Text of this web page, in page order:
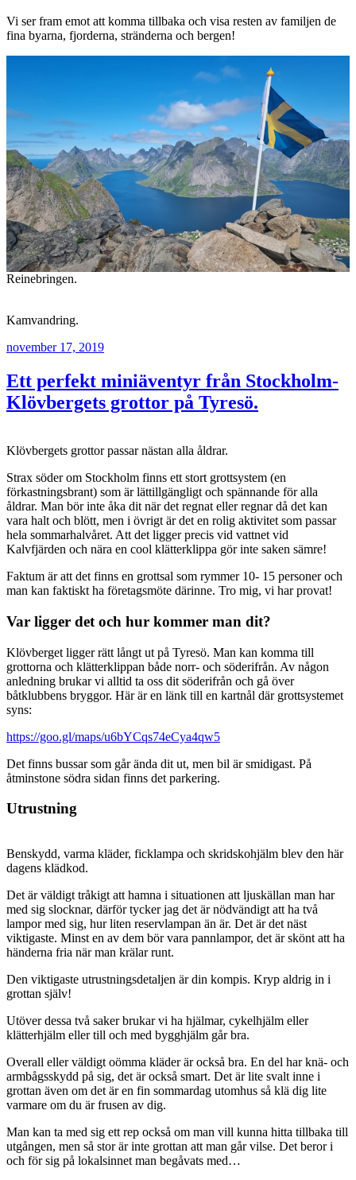
Vi ser fram emot att komma tillbaka och visa resten av familjen de
fina byarna, fjorderna, stränderna och bergen!
Reinebringen.
Kamvandring.
Publicerat
november 17, 2019
Ett perfekt miniäventyr från Stockholm-
Klövbergets grottor på Tyresö.
Klövbergets grottor passar nästan alla åldrar.
Strax söder om Stockholm finns ett stort grottsystem (en
förkastningsbrant) som är lättillgängligt och spännande för alla
åldrar. Man bör inte åka dit när det regnat eller regnar då det kan
vara halt och blött, men i övrigt är det en rolig aktivitet som passar
hela sommarhalvåret. Att det ligger precis vid vattnet vid
Kalvfjärden och nära en cool klätterklippa gör inte saken sämre!
Faktum är att det finns en grottsal som rymmer 10- 15 personer och
man kan faktiskt ha företagsmöte därinne. Tro mig, vi har provat!
Var ligger det och hur kommer man dit?
Klövberget ligger rätt långt ut på Tyresö. Man kan komma till
grottorna och klätterklippan både norr- och söderifrån. Av någon
anledning brukar vi alltid ta oss dit söderifrån och gå över
båtklubbens bryggor. Här är en länk till en kartnål där grottsystemet
syns:
https://goo.gl/maps/u6bYCqs74eCya4qw5
Det finns bussar som går ända dit ut, men bil är smidigast. På
åtminstone södra sidan finns det parkering.
Utrustning
Benskydd, varma kläder, ficklampa och skridskohjälm blev den här
dagens klädkod.
Det är väldigt tråkigt att hamna i situationen att ljuskällan man har
med sig slocknar, därför tycker jag det är nödvändigt att ha två
lampor med sig, hur liten reservlampan än är. Det är det näst
viktigaste. Minst en av dem bör vara pannlampor, det är skönt att ha
händerna fria när man krälar runt.
Den viktigaste utrustningsdetaljen är din kompis. Kryp aldrig in i
grottan själv!
Utöver dessa två saker brukar vi ha hjälmar, cykelhjälm eller
klätterhjälm eller till och med bygghjälm går bra.
Overall eller väldigt oömma kläder är också bra. En del har knä- och
armbågsskydd på sig, det är också smart. Det är lite svalt inne i
grottan även om det är en fin sommardag utomhus så klä dig lite
varmare om du är frusen av dig.
Man kan ta med sig ett rep också om man vill kunna hitta tillbaka till
utgången, men så stor är inte grottan att man går vilse. Det beror i
och för sig på lokalsinnet man begåvats med…